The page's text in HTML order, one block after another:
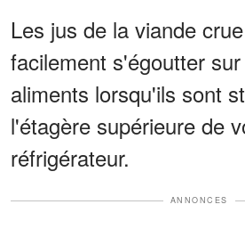
Les jus de la viande
facilement s'égoutter
aliments lorsqu'ils sont
l'étagère supérieure de
réfrigérateur.
ANNONCES